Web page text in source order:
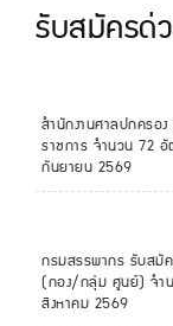
รับสมัครด่
สำนักงานศาลปกครอ
ราชการ จำนวน 72 อั
กันยายน 2569
กรมสรรพากร รับสมัค
(กอง/กลุ่ม ศูนย์) จำน
สิงหาคม 2569